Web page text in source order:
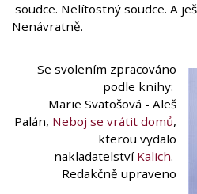
soudce. Nelítostný soudce. A
Nenávratně.
Se svolením zpracováno
podle knihy:
Marie Svatošová - Aleš
Palán, Neboj se vrátit domů,
kterou vydalo
nakladatelství Kalich.
Redakčně upraveno